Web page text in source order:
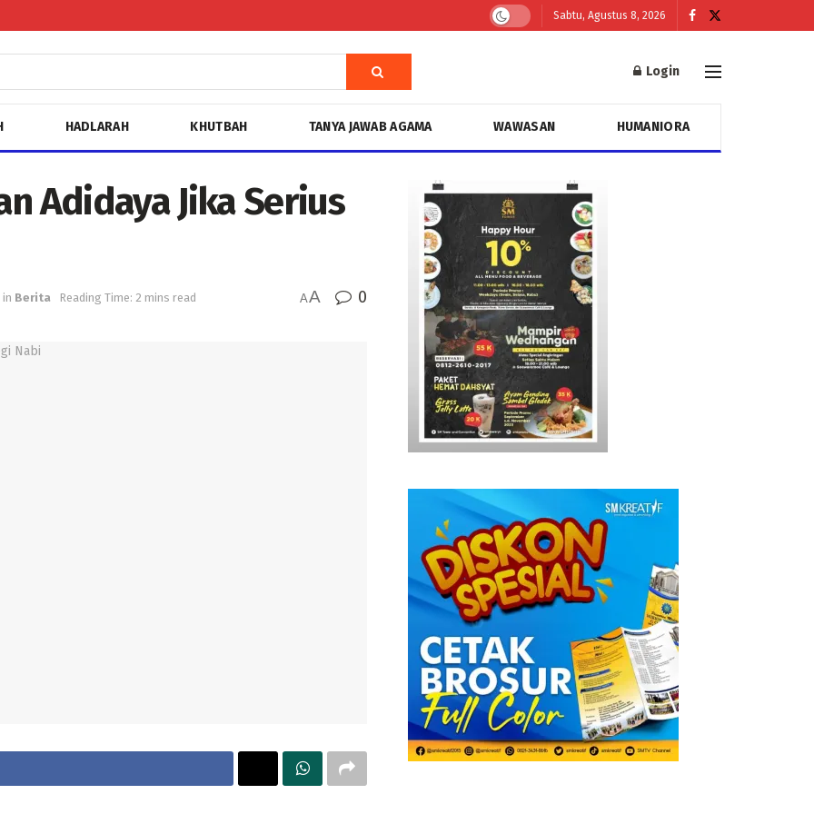
Sabtu, Agustus 8, 2026
Login
HADLARAH KHUTBAH TANYA JAWAB AGAMA WAWASAN HUMANIORA
Adidaya Jika Serius
in Berita Reading Time: 2 mins read AA 0